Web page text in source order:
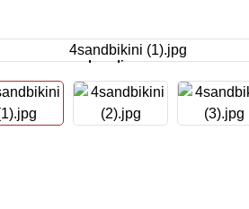
Loading...
Loading...